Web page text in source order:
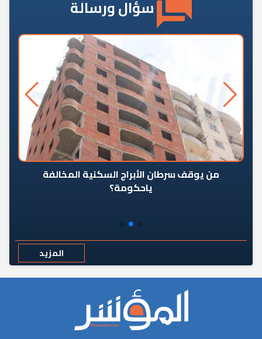
سؤال ورسالة
من يوقف سرطان الأبراج السكنية المخالفة
ياحكومة؟
المزيد